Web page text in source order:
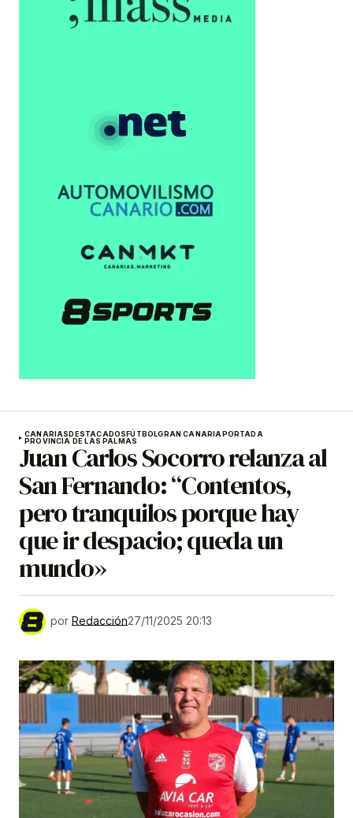
CANARIASDESTACADOSFÚTBOLGRAN CANARIAPORTADA
PROVINCIA DE LAS PALMAS
Juan Carlos Socorro relanza al
San Fernando: “Contentos,
pero tranquilos porque hay
que ir despacio; queda un
mundo»
por Redacción27/11/2025 20:13